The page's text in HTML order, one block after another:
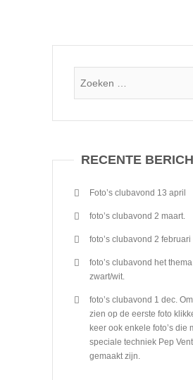
RECENTE
Foto’s clubavond 13 april
foto’s clubavond 2 maart.
foto’s clubavond 2 februari
foto’s clubavond het
zwart/wit.
foto’s clubavond 1 dec.
zien op de eerste foto
keer ook enkele foto’s die
speciale techniek Pep
gemaakt zijn.